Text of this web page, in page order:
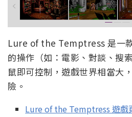
Lure of the Temptress 是一
的操作（如：電影、對談、搜
鼠即可控制，遊戲世界相當大
險。
Lure of the Temptress 遊戲